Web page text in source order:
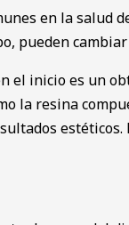
en la
pueden
el inicio es un
la resina